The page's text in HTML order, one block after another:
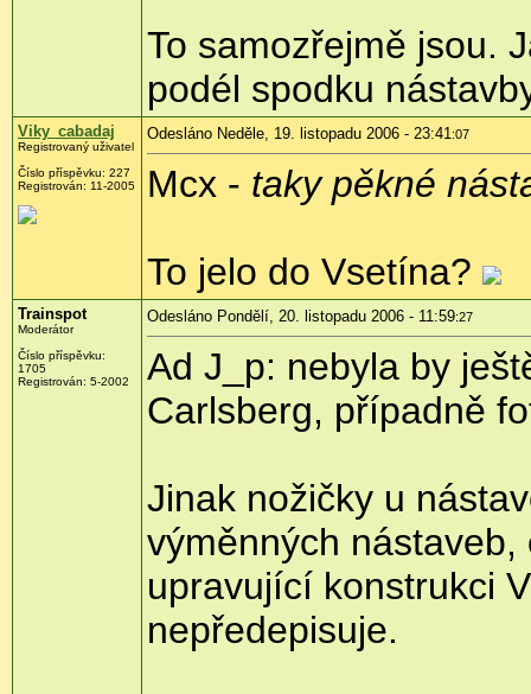
To samozřejmě jsou.
podél spodku
Viky_cabadaj
Registrovaný uživatel
Číslo příspěvku: 227
Registrován: 11-2005
Odesláno Neděle, 19. listopadu 2006 - 23:41 :07
Mcx - taky pěkné
To jelo do Vsetína?
Trainspot
Moderátor
Číslo příspěvku:
1705
Registrován: 5-2002
Odesláno Pondělí, 20. listopadu 2006 - 11:59:27
Ad J_p: nebyla by
Carlsberg, případně
Jinak nožičky u
výměnných
upravující konstrukci
nepředepisuje.